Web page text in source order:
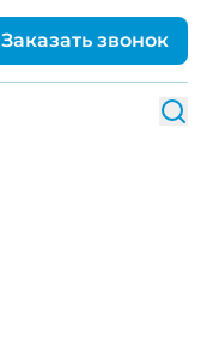
Заказать звонок